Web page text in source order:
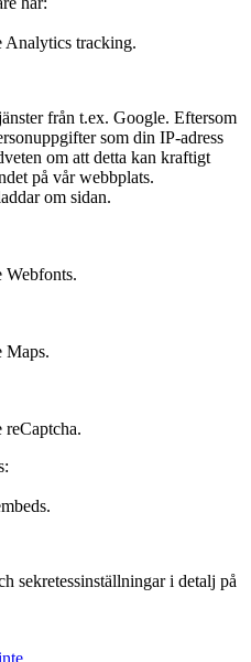
Analytics tracking.
från t.ex. Google. Eftersom
som din IP-adress
om att detta kan kraftigt
på vår webbplats.
om sidan.
Webfonts.
Maps.
sekretessinställningar i detalj på